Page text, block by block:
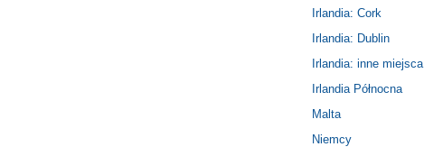
Irlandia: Cork
Irlandia: Dublin
Irlandia: inne miejsca
Irlandia Północna
Malta
Niemcy